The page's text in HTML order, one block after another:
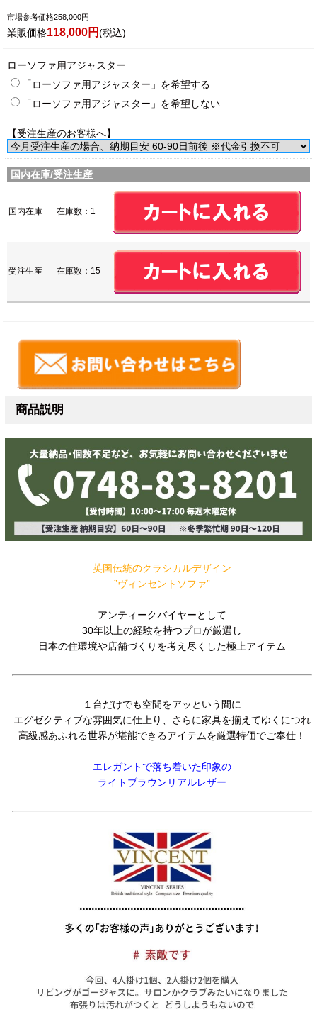
市場参考価格258,000円
業販価格118,000円(税込)
ローソファ用アジャスター
「ローソファ用アジャスター」を希望する
「ローソファ用アジャスター」を希望しない
【受注生産のお客様へ】
国内在庫/受注生産
国内在庫 在庫数：1
受注生産 在庫数：15
商品説明
英国伝統のクラシカルデザイン
”ヴィンセントソファ”
アンティークバイヤーとして
30年以上の経験を持つプロが厳選し
日本の住環境や店舗づくりを考え尽くした極上アイテム
１台だけでも空間をアッという間に
エグゼクティブな雰囲気に仕上り、さらに家具を揃えてゆくにつれ
高級感あふれる世界が堪能できるアイテムを厳選特価でご奉仕！
エレガントで落ち着いた印象の
ライトブラウンリアルレザー